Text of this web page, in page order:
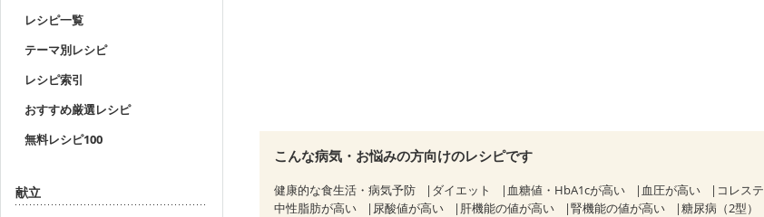
レシピ一覧
テーマ別レシピ
レシピ索引
おすすめ厳選レシピ
無料レシピ100
献立
こんな病気・お悩みの方向けのレシピです
健康的な食生活・病気予防 ダイエット 血糖値・HbA1cが高い 血圧が高い
コレス
中性脂肪が高い
尿酸値が高い 肝機能の値が高い 腎機能の値が高い 糖尿病（2型）